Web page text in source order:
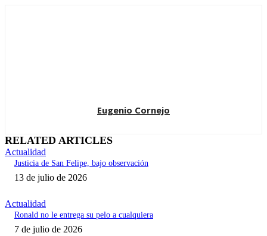
Eugenio Cornejo
RELATED ARTICLES
Actualidad
Justicia de San Felipe, bajo observación
13 de julio de 2026
Actualidad
Ronald no le entrega su pelo a cualquiera
7 de julio de 2026